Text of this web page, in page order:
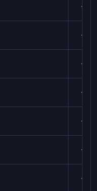
✓
✓
✓
✓
✓
✓
✓